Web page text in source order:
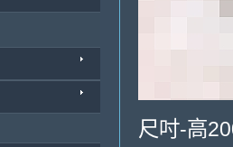
尺吋-高